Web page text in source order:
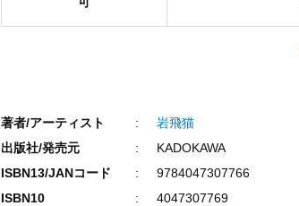
著者/アーティスト
岩飛猫
出版社/発売元
KADOKAWA
ISBN13/JANコード
9784047307766
ISBN10
4047307769